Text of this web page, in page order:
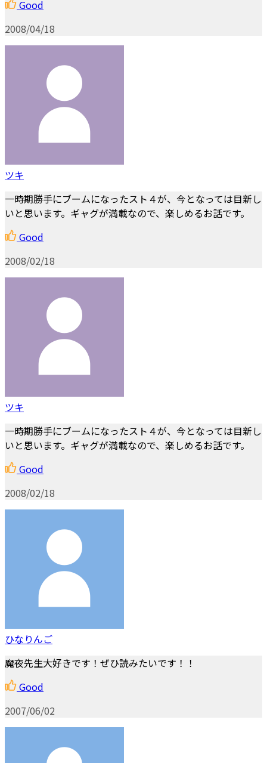
Good
2008/04/18
ツキ
一時期勝手にブームになったスト４が、今となっては目新し
いと思います。ギャグが満載なので、楽しめるお話です。
Good
2008/02/18
ツキ
一時期勝手にブームになったスト４が、今となっては目新し
いと思います。ギャグが満載なので、楽しめるお話です。
Good
2008/02/18
ひなりんご
魔夜先生大好きです！ぜひ読みたいです！！
Good
2007/06/02